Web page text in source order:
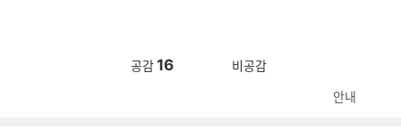
공감16 비공감
안내